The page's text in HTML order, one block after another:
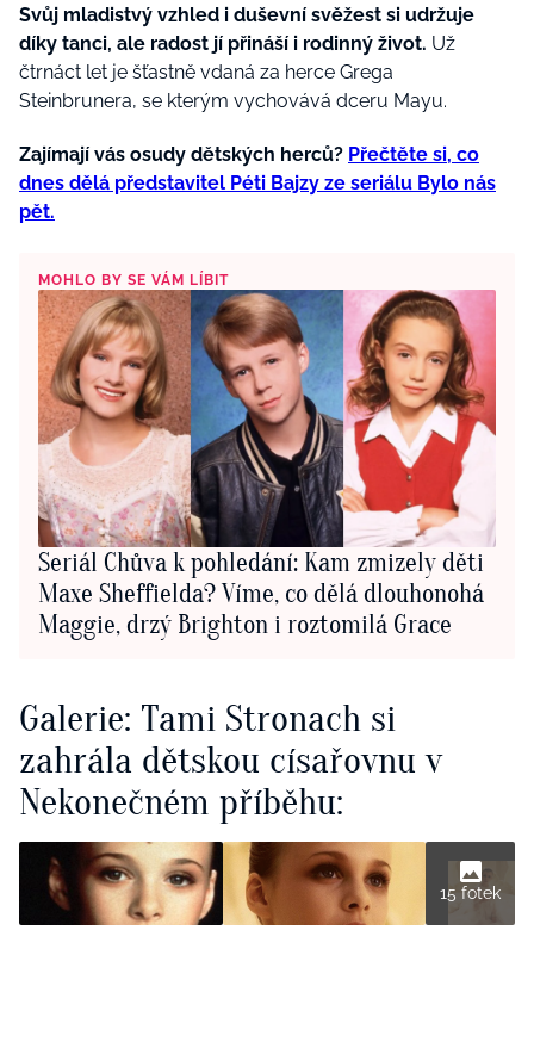
Svůj mladistvý vzhled i duševní svěžest si udržuje
díky tanci, ale radost jí přináší i rodinný život. Už
čtrnáct let je šťastně vdaná za herce Grega
Steinbrunera, se kterým vychovává dceru Mayu.
Zajímají vás osudy dětských herců? Přečtěte si, co
dnes dělá představitel Péti Bajzy ze seriálu Bylo nás
pět.
MOHLO BY SE VÁM LÍBIT
Seriál Chůva k pohledání: Kam zmizely děti
Maxe Sheffielda? Víme, co dělá dlouhonohá
Maggie, drzý Brighton i roztomilá Grace
Galerie: Tami Stronach si
zahrála dětskou císařovnu v
Nekonečném příběhu:
15 fotek